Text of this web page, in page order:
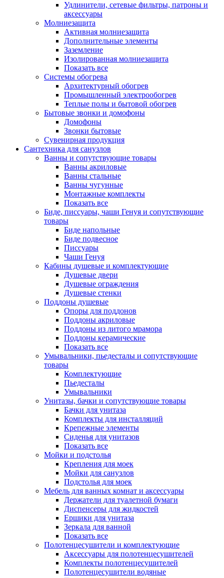
Удлинители, сетевые фильтры, патроны и
аксессуары
Молниезащита
Активная молниезащита
Дополнительные элементы
Заземление
Изолированная молниезащита
Показать все
Системы обогрева
Архитектурный обогрев
Промышленный электрообогрев
Теплые полы и бытовой обогрев
Бытовые звонки и домофоны
Домофоны
Звонки бытовые
Сувенирная продукция
Сантехника для санузлов
Ванны и сопутствующие товары
Ванны акриловые
Ванны стальные
Ванны чугунные
Монтажные комплекты
Показать все
Биде, писсуары, чаши Генуя и сопутствующие
товары
Биде напольные
Биде подвесное
Писсуары
Чаши Генуя
Кабины душевые и комплектующие
Душевые двери
Душевые ограждения
Душевые стенки
Поддоны душевые
Опоры для поддонов
Поддоны акриловые
Поддоны из литого мрамора
Поддоны керамические
Показать все
Умывальники, пьедесталы и сопутствующие
товары
Комплектующие
Пьедесталы
Умывальники
Унитазы, бачки и сопутствующие товары
Бачки для унитаза
Комплекты для инсталляций
Крепежные элементы
Сиденья для унитазов
Показать все
Мойки и подстолья
Крепления для моек
Мойки для санузлов
Подстолья для моек
Мебель для ванных комнат и аксессуары
Держатели для туалетной бумаги
Диспенсеры для жидкостей
Ершики для унитаза
Зеркала для ванной
Показать все
Полотенцесушители и комплектующие
Аксессуары для полотенцесушителей
Комплекты полотенцесушителей
Полотенцесушители водяные